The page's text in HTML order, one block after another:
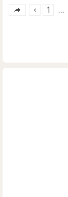
1 …